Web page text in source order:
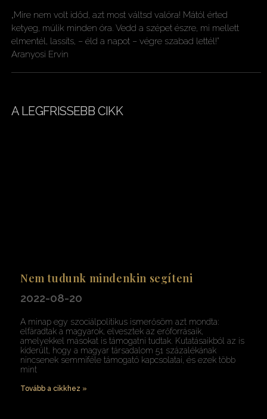
„Mire nem volt időd, azt most váltsd valóra! Mától érted
ketyeg, múlik minden óra. Vedd a szépet észre, mi mellett
elmentél, lassíts, – éld a napot – végre szabad lettél!”
Aranyosi Ervin
A LEGFRISSEBB CIKK
Nem tudunk mindenkin segíteni
2022-08-20
A minap egy szociálpolitikus ismerősöm azt mondta:
elfáradtak a magyarok, elvesztek az erőforrásaik,
amelyekkel másokat is támogatni tudtak. Kutatásaikból az is
kiderült, hogy a magyar társadalom 51 százalékának
nincsenek semmiféle támogató kapcsolatai, és ezek több
mint
Tovább a cikkhez »